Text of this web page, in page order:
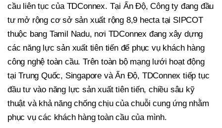
cầu liên tục của TDConnex. Tại Ấn Độ, Công ty đang đầu
tư mở rộng cơ sở sản xuất rộng 8,9 hecta tại SIPCOT
thuộc bang Tamil Nadu, nơi TDConnex đang xây dựng
các năng lực sản xuất tiên tiến để phục vụ khách hàng
công nghệ toàn cầu. Trên toàn bộ mạng lưới hoạt động
tại Trung Quốc, Singapore và Ấn Độ, TDConnex tiếp tục
đầu tư vào năng lực sản xuất tiên tiến, chiều sâu kỹ
thuật và khả năng chống chịu của chuỗi cung ứng nhằm
phục vụ các khách hàng toàn cầu của mình.